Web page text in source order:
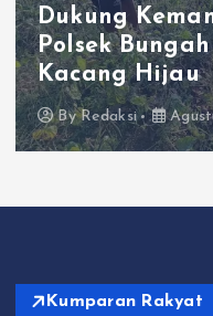
dan Polisi
Kabel
Industri
ByRedaksi
Kumparan Rakyat